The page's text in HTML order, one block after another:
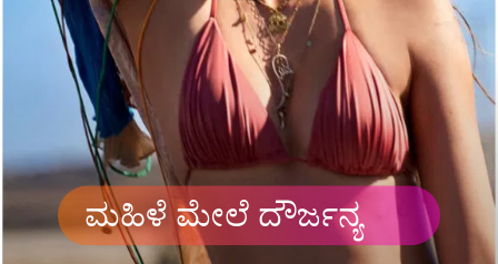
ಮಹಿಳೆ ಮೇಲೆ ದೌರ್ಜನ್ಯ